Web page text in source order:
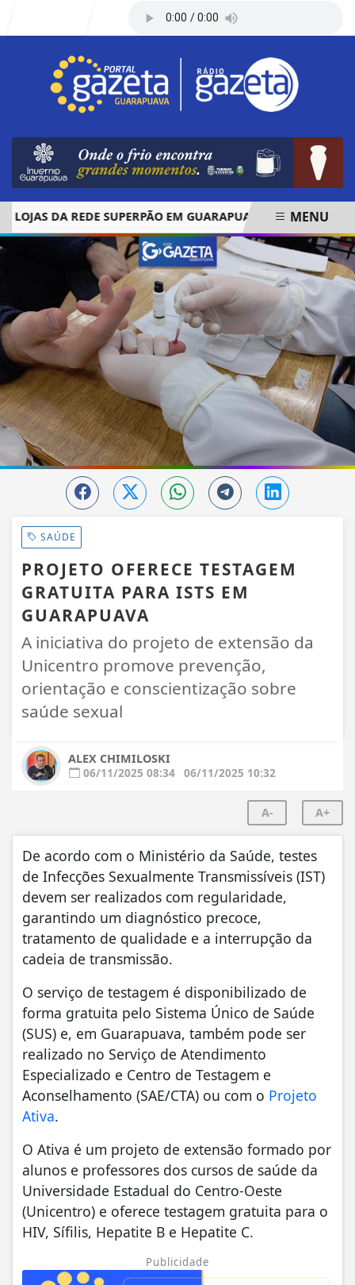
DA REDE SUPERPÃO EM GUARAPUAVA E PALMAS
EM ALTA
MENU
SAÚDE
PROJETO OFERECE TESTAGEM
GRATUITA PARA ISTS EM
GUARAPUAVA
A iniciativa do projeto de extensão da
Unicentro promove prevenção,
orientação e conscientização sobre
saúde sexual
ALEX CHIMILOSKI
06/11/2025 08:34 06/11/2025 10:32
A- A+
De acordo com o Ministério da Saúde, testes
de Infecções Sexualmente Transmissíveis (IST)
devem ser realizados com regularidade,
garantindo um diagnóstico precoce,
tratamento de qualidade e a interrupção da
cadeia de transmissão.
O serviço de testagem é disponibilizado de
forma gratuita pelo Sistema Único de Saúde
(SUS) e, em Guarapuava, também pode ser
realizado no Serviço de Atendimento
Especializado e Centro de Testagem e
Aconselhamento (SAE/CTA) ou com o Projeto
Ativa.
O Ativa é um projeto de extensão formado por
alunos e professores dos cursos de saúde da
Universidade Estadual do Centro-Oeste
(Unicentro) e oferece testagem gratuita para o
HIV, Sífilis, Hepatite B e Hepatite C.
Publicidade